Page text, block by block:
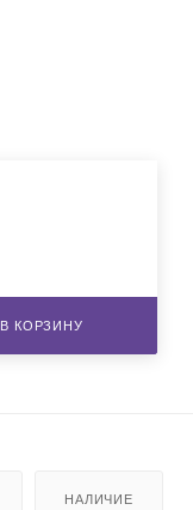
В КОРЗИНУ
НАЛИЧИЕ